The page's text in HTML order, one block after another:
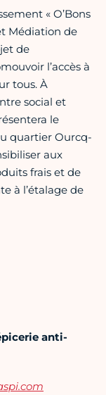
« O’Bons
Médiation de
de
l’accès à
tous. À
social et
le
quartier Ourcq-
aux
frais et de
à l’étalage de
anti-